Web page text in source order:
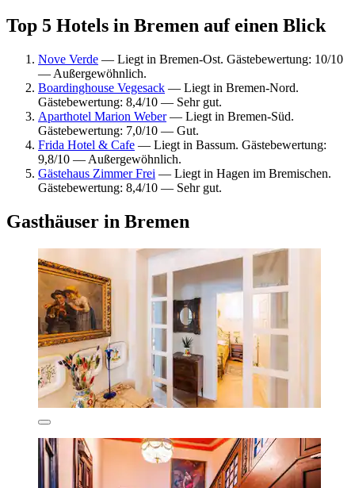
Top 5 Hotels in Bremen auf einen Blick
Nove Verde — Liegt in Bremen-Ost. Gästebewertung: 10/10
— Außergewöhnlich.
Boardinghouse Vegesack — Liegt in Bremen-Nord.
Gästebewertung: 8,4/10 — Sehr gut.
Aparthotel Marion Weber— Liegt in Bremen-Süd.
Gästebewertung: 7,0/10 — Gut.
Frida Hotel & Cafe — Liegt in Bassum. Gästebewertung:
9,8/10 — Außergewöhnlich.
Gästehaus Zimmer Frei — Liegt in Hagen im Bremischen.
Gästebewertung: 8,4/10 — Sehr gut.
Gasthäuser in Bremen